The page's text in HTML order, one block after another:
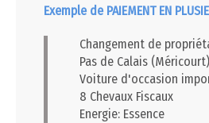
Exemple de PAIEMENT EN
Changement de
Pas de Calais (Méricourt)
Voiture d'occasion
8 Chevaux Fiscaux
Energie: Essence